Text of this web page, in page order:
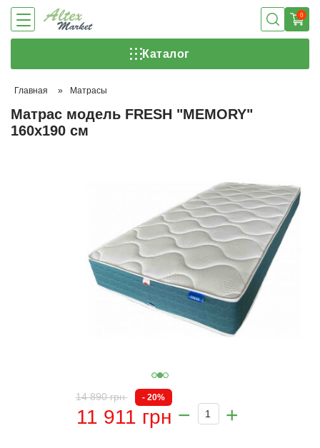
0
Каталог
Главная » Матрасы
Матрас модель FRESH "MEMORY"
160х190 см
14 890 грн - 20%
11 911 грн